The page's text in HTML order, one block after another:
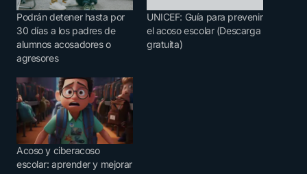
Podrán detener hasta por
30 días a los padres de
alumnos acosadores o
agresores
UNICEF: Guía para prevenir
el acoso escolar (Descarga
gratuita)
Acoso y ciberacoso
escolar: aprender y mejorar